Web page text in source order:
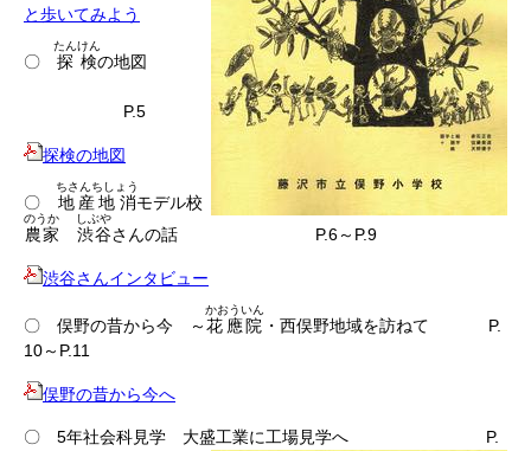
と歩いてみよう
〇 探検
たんけん
の地図
P.5
探検の地図
〇 地産地消
ちさんちしょう
モデル校
農家
のうか
渋谷
しぶや
さんの話 P.6～P.9
渋谷さんインタビュー
〇 俣野の昔から今 ～ 花應院
かおういん
・西俣野地域を訪ねて P.
10～P.11
俣野の昔から今へ
〇 5年社会科見学 大盛工業に工場見学へ P.